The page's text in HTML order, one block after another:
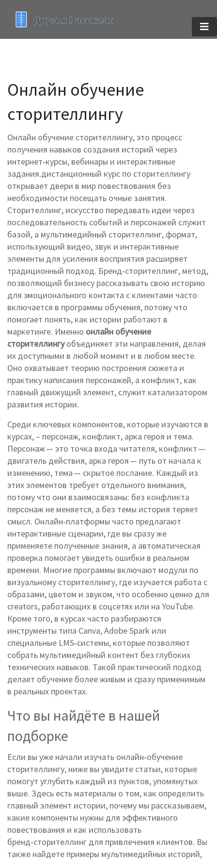
Онлайн обучение
сторителлингу
Онлайн обучение сторителлингу,это процесс
получения навыков создания историй через
интернет‑курсы, вебинары и интерактивные
задания.дистанционный курс по сторителлингу
открывает двери в мир повествования без
необходимости посещать очные занятия.
Сторителлинг, искусство передавать идеи через
последовательность событий и персонажей служит
базой, а мультимедийный сторителлинг, формат,
использующий видео, звук и интерактивные
элементы для усиления восприятия расширяет
традиционный подход. Бренд‑сторителлинг, метод,
позволяющий бизнесу рассказывать свою историю
для эмоционального контакта с клиентами часто
включается в программы обучения, потому что
помогает понять, как истории работают в
маркетинге. Именно онлайн обучение
сторителлингуобъединяет эти направления, делая
их доступными в любой момент и в любом месте.
Оно охватывает теорию построения сюжета и
практику написания персонажей, а конфликт, как
главный движущий элемент, служит катализатором
развития истории.
Среди ключевых компонентов, которые изучаются в
курсах, – персонаж, конфликт, арка героя и тема.
Персонаж — это точка входа читателя, конфликт —
двигатель действия, арка героя — путь от начала к
изменению, тема — скрытое послание. Каждый из
этих элементов требует отдельного внимания,
потому что они взаимосвязаны: без конфликта
персонаж не меняется, а без темы история теряет
смысл. Онлайн‑платформы часто предлагают
интерактивные сценарии, где вы сразу же
применяете полученные знания, а автоматическая
проверка помогает увидеть ошибки в реальном
времени. Многие программы включают модули по
визуальному сторителлингу, где изучается работа с
образами, цветом и звуком, что особенно ценно для
creators, работающих в соцсетях или на YouTube.
Кроме того, в курсах часто разбираются
инструменты типа Canva, Adobe Spark или
специальные LMS‑системы, которые позволяют
собрать мультимедийный контент без глубоких
технических навыков. Такой практический подход
делает обучение более живым и сразу применимым
в реальных проектах.
Что вы найдёте в нашей
подборке
Если вы уже начали изучать онлайн‑обучение
сторителлингу, ниже вы увидите статьи, которые
помогут углубить каждый из пунктов, упомянутых
выше. Здесь есть материалы о том, как определить
главный элемент истории, почему мы рассказываем,
какие компоненты нужны для эффективного
повествования и как использовать
бренд‑сторителлинг для привлечения клиентов. Вы
также найдете примеры мультимедийных историй,